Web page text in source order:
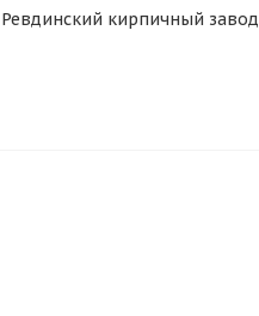
Ревдинский кирпичный завод